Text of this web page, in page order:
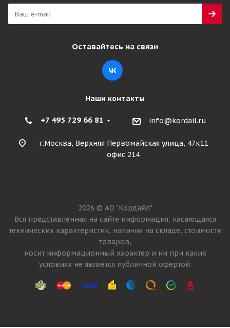
Оставайтесь на связи
Наши контакты
+7 495 729 66 81 info@kordail.ru
г.Москва, Верхняя Первомайская улица, 47к11
офис 214
2026 © АО "Кордайл"
Вся представленная на сайте информация, касающаяся
технических характеристик, наличия на складе, стоимости
товаров,
носит информационный характер и ни при каких
условиях не является публичной офертой.